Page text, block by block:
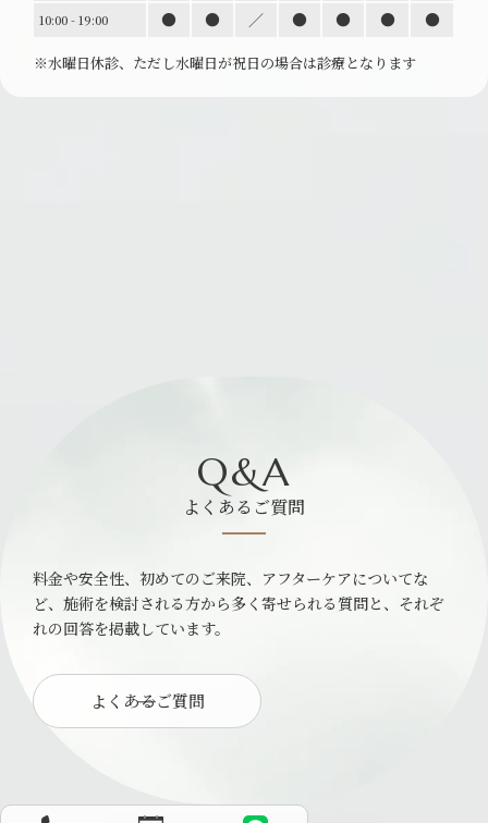
10:00 - 19:00 ● ● ／ ● ● ● ●
※水曜日休診、ただし水曜日が祝日の場合は診療となります
Q&A
よくあるご質問
料金や安全性、初めてのご来院、アフターケアについてな
ど、施術を検討される方から多く寄せられる質問と、それぞ
れの回答を掲載しています。
よくあるご質問